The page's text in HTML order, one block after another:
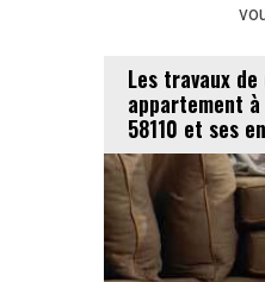
Les travaux
appartement à
58110 et ses